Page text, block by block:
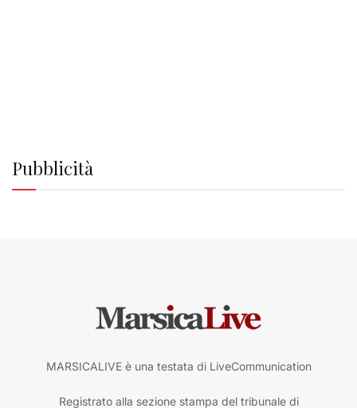
Pubblicità
MARSICALIVE è una testata di LiveCommunication
Registrato alla sezione stampa del tribunale di